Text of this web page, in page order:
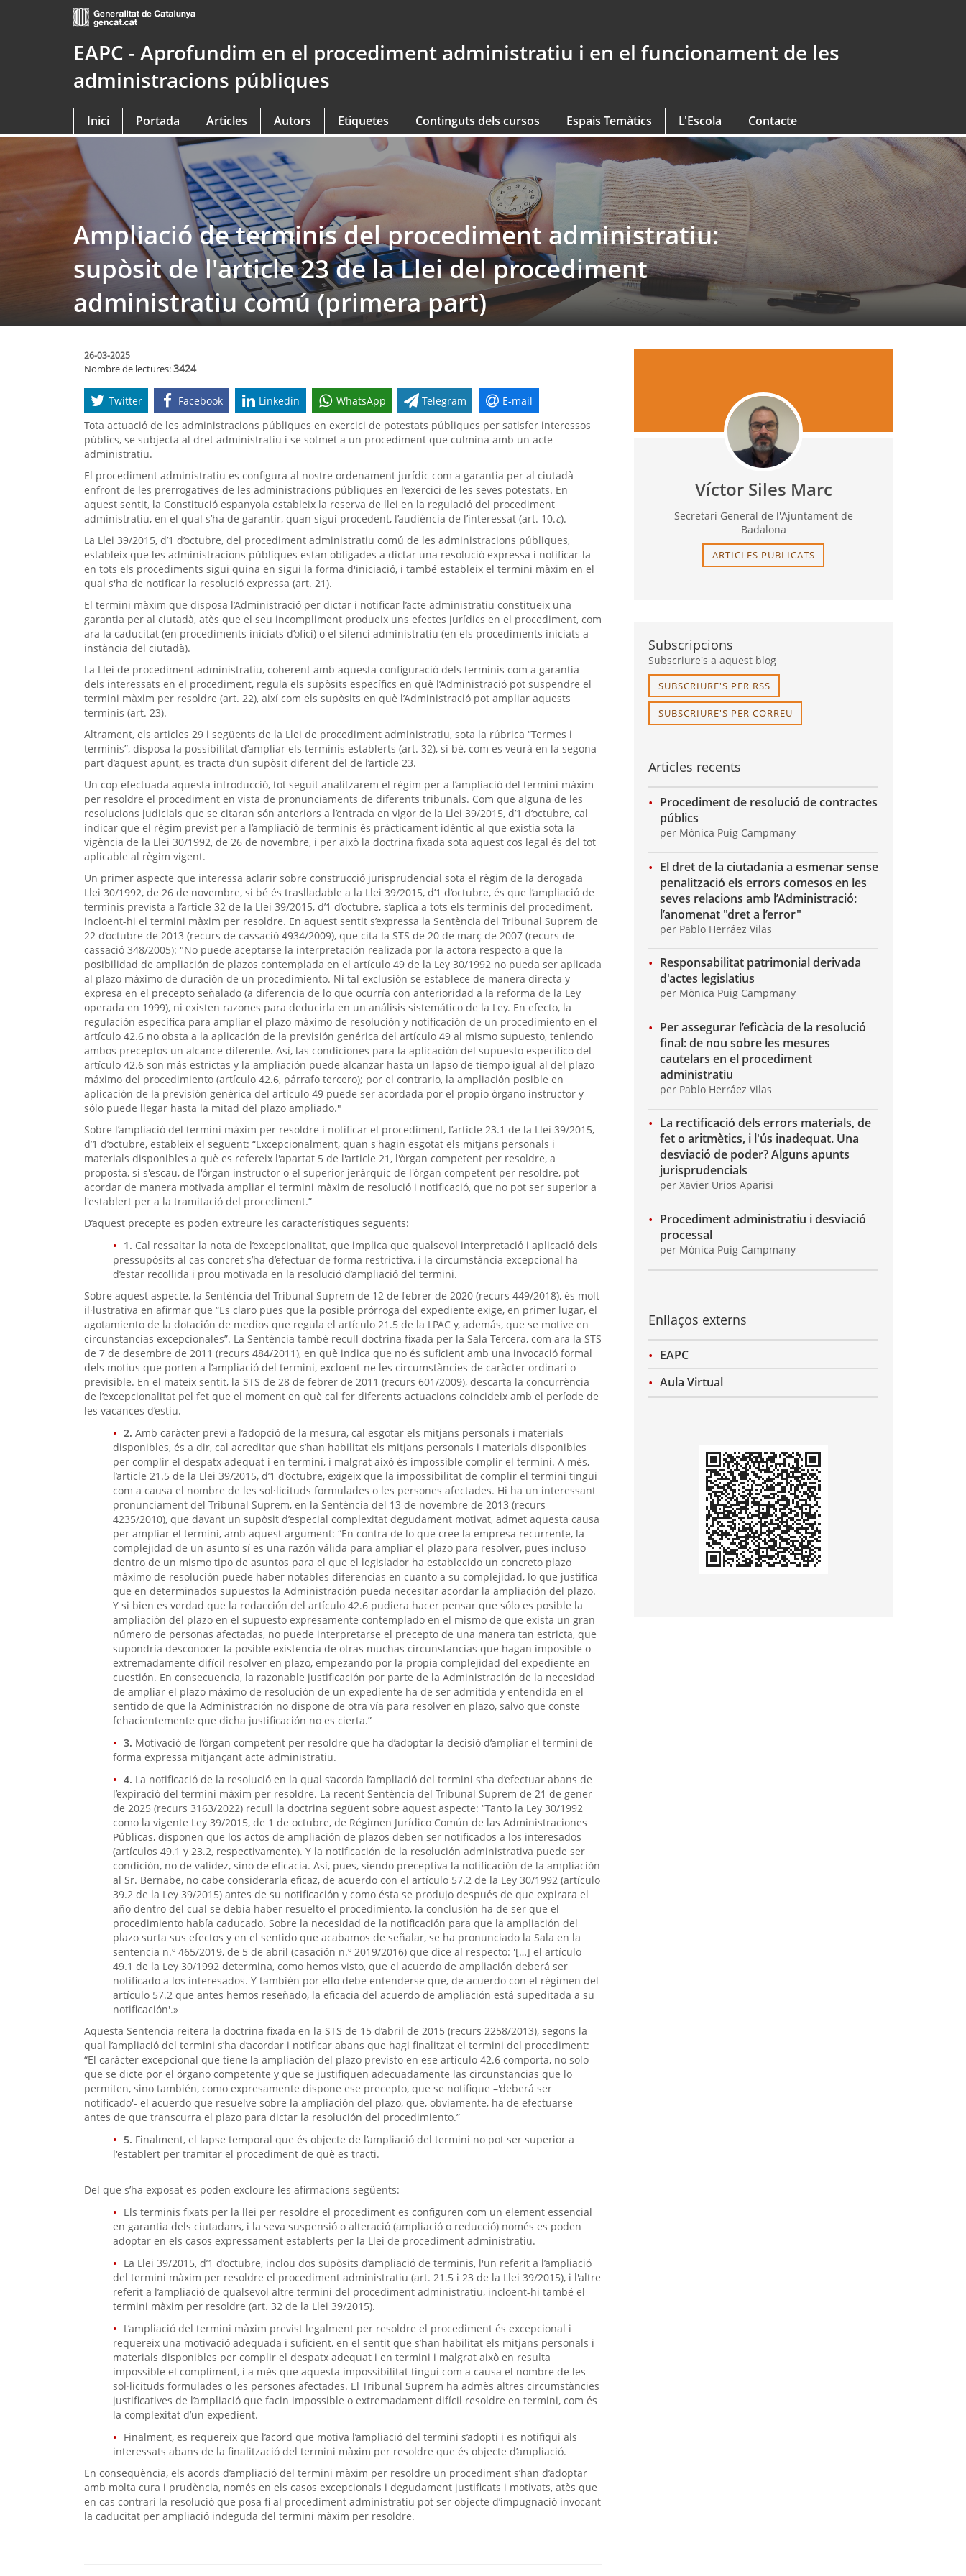
EAPC - Aprofundim en el procediment administratiu i en el funcionament de les
administracions públiques
Inici Portada Articles Autors Etiquetes Continguts dels cursos Espais Temàtics L'Escola Contacte
Ampliació de terminis del procediment administratiu:
supòsit de l'article 23 de la Llei del procediment
administratiu comú (primera part)
26-03-2025
Nombre de lectures:3424
Twitter Facebook Linkedin WhatsApp Telegram
E-mail
Tota actuació de les administracions públiques en exercici de potestats públiques per satisfer interessos
públics, se subjecta al dret administratiu i se sotmet a un procediment que culmina amb un acte
administratiu.
El procediment administratiu es configura al nostre ordenament jurídic com a garantia per al ciutadà
enfront de les prerrogatives de les administracions públiques en l’exercici de les seves potestats. En
aquest sentit, la Constitució espanyola estableix la reserva de llei en la regulació del procediment
administratiu, en el qual s’ha de garantir, quan sigui procedent, l’audiència de l’interessat (art. 10.c).
La Llei 39/2015, d’1 d’octubre, del procediment administratiu comú de les administracions públiques,
estableix que les administracions públiques estan obligades a dictar una resolució expressa i notificar-la
en tots els procediments sigui quina en sigui la forma d'iniciació, i també estableix el termini màxim en el
qual s'ha de notificar la resolució expressa (art. 21).
El termini màxim que disposa l’Administració per dictar i notificar l’acte administratiu constitueix una
garantia per al ciutadà, atès que el seu incompliment produeix uns efectes jurídics en el procediment, com
ara la caducitat (en procediments iniciats d’ofici) o el silenci administratiu (en els procediments iniciats a
instància del ciutadà).
La Llei de procediment administratiu, coherent amb aquesta configuració dels terminis com a garantia
dels interessats en el procediment, regula els supòsits específics en què l’Administració pot suspendre el
termini màxim per resoldre (art. 22), així com els supòsits en què l’Administració pot ampliar aquests
terminis (art. 23).
Altrament, els articles 29 i següents de la Llei de procediment administratiu, sota la rúbrica “Termes i
terminis”, disposa la possibilitat d’ampliar els terminis establerts (art. 32), si bé, com es veurà en la segona
part d’aquest apunt, es tracta d’un supòsit diferent del de l’article 23.
Un cop efectuada aquesta introducció, tot seguit analitzarem el règim per a l’ampliació del termini màxim
per resoldre el procediment en vista de pronunciaments de diferents tribunals. Com que alguna de les
resolucions judicials que se citaran són anteriors a l’entrada en vigor de la Llei 39/2015, d’1 d’octubre, cal
indicar que el règim previst per a l’ampliació de terminis és pràcticament idèntic al que existia sota la
vigència de la Llei 30/1992, de 26 de novembre, i per això la doctrina fixada sota aquest cos legal és del tot
aplicable al règim vigent.
Un primer aspecte que interessa aclarir sobre construcció jurisprudencial sota el règim de la derogada
Llei 30/1992, de 26 de novembre, si bé és traslladable a la Llei 39/2015, d’1 d’octubre, és que l’ampliació de
terminis prevista a l’article 32 de la Llei 39/2015, d’1 d’octubre, s’aplica a tots els terminis del procediment,
incloent-hi el termini màxim per resoldre. En aquest sentit s’expressa la Sentència del Tribunal Suprem de
22 d’octubre de 2013 (recurs de cassació 4934/2009), que cita la STS de 20 de març de 2007 (recurs de
cassació 348/2005): "No puede aceptarse la interpretación realizada por la actora respecto a que la
posibilidad de ampliación de plazos contemplada en el artículo 49 de la Ley 30/1992 no pueda ser aplicada
al plazo máximo de duración de un procedimiento. Ni tal exclusión se establece de manera directa y
expresa en el precepto señalado (a diferencia de lo que ocurría con anterioridad a la reforma de la Ley
operada en 1999), ni existen razones para deducirla en un análisis sistemático de la Ley. En efecto, la
regulación específica para ampliar el plazo máximo de resolución y notificación de un procedimiento en el
artículo 42.6 no obsta a la aplicación de la previsión genérica del artículo 49 al mismo supuesto, teniendo
ambos preceptos un alcance diferente. Así, las condiciones para la aplicación del supuesto específico del
artículo 42.6 son más estrictas y la ampliación puede alcanzar hasta un lapso de tiempo igual al del plazo
máximo del procedimiento (artículo 42.6, párrafo tercero); por el contrario, la ampliación posible en
aplicación de la previsión genérica del artículo 49 puede ser acordada por el propio órgano instructor y
sólo puede llegar hasta la mitad del plazo ampliado."
Sobre l’ampliació del termini màxim per resoldre i notificar el procediment, l’article 23.1 de la Llei 39/2015,
d’1 d’octubre, estableix el següent: “Excepcionalment, quan s'hagin esgotat els mitjans personals i
materials disponibles a què es refereix l'apartat 5 de l'article 21, l'òrgan competent per resoldre, a
proposta, si s'escau, de l'òrgan instructor o el superior jeràrquic de l'òrgan competent per resoldre, pot
acordar de manera motivada ampliar el termini màxim de resolució i notificació, que no pot ser superior a
l'establert per a la tramitació del procediment.”
D’aquest precepte es poden extreure les característiques següents:
1. Cal ressaltar la nota de l’excepcionalitat, que implica que qualsevol interpretació i aplicació dels
pressupòsits al cas concret s’ha d’efectuar de forma restrictiva, i la circumstància excepcional ha
d’estar recollida i prou motivada en la resolució d’ampliació del termini.
Sobre aquest aspecte, la Sentència del Tribunal Suprem de 12 de febrer de 2020 (recurs 449/2018), és molt
il·lustrativa en afirmar que “Es claro pues que la posible prórroga del expediente exige, en primer lugar, el
agotamiento de la dotación de medios que regula el artículo 21.5 de la LPAC y, además, que se motive en
circunstancias excepcionales”. La Sentència també recull doctrina fixada per la Sala Tercera, com ara la STS
de 7 de desembre de 2011 (recurs 484/2011), en què indica que no és suficient amb una invocació formal
dels motius que porten a l’ampliació del termini, excloent-ne les circumstàncies de caràcter ordinari o
previsible. En el mateix sentit, la STS de 28 de febrer de 2011 (recurs 601/2009), descarta la concurrència
de l’excepcionalitat pel fet que el moment en què cal fer diferents actuacions coincideix amb el període de
les vacances d’estiu.
2. Amb caràcter previ a l’adopció de la mesura, cal esgotar els mitjans personals i materials
disponibles, és a dir, cal acreditar que s’han habilitat els mitjans personals i materials disponibles
per complir el despatx adequat i en termini, i malgrat això és impossible complir el termini. A més,
l’article 21.5 de la Llei 39/2015, d’1 d’octubre, exigeix que la impossibilitat de complir el termini tingui
com a causa el nombre de les sol·licituds formulades o les persones afectades. Hi ha un interessant
pronunciament del Tribunal Suprem, en la Sentència del 13 de novembre de 2013 (recurs
4235/2010), que davant un supòsit d’especial complexitat degudament motivat, admet aquesta causa
per ampliar el termini, amb aquest argument: “En contra de lo que cree la empresa recurrente, la
complejidad de un asunto sí es una razón válida para ampliar el plazo para resolver, pues incluso
dentro de un mismo tipo de asuntos para el que el legislador ha establecido un concreto plazo
máximo de resolución puede haber notables diferencias en cuanto a su complejidad, lo que justifica
que en determinados supuestos la Administración pueda necesitar acordar la ampliación del plazo.
Y si bien es verdad que la redacción del artículo 42.6 pudiera hacer pensar que sólo es posible la
ampliación del plazo en el supuesto expresamente contemplado en el mismo de que exista un gran
número de personas afectadas, no puede interpretarse el precepto de una manera tan estricta, que
supondría desconocer la posible existencia de otras muchas circunstancias que hagan imposible o
extremadamente difícil resolver en plazo, empezando por la propia complejidad del expediente en
cuestión. En consecuencia, la razonable justificación por parte de la Administración de la necesidad
de ampliar el plazo máximo de resolución de un expediente ha de ser admitida y entendida en el
sentido de que la Administración no dispone de otra vía para resolver en plazo, salvo que conste
fehacientemente que dicha justificación no es cierta.”
3. Motivació de l’òrgan competent per resoldre que ha d’adoptar la decisió d’ampliar el termini de
forma expressa mitjançant acte administratiu.
4. La notificació de la resolució en la qual s’acorda l’ampliació del termini s’ha d’efectuar abans de
l’expiració del termini màxim per resoldre. La recent Sentència del Tribunal Suprem de 21 de gener
de 2025 (recurs 3163/2022) recull la doctrina següent sobre aquest aspecte: “Tanto la Ley 30/1992
como la vigente Ley 39/2015, de 1 de octubre, de Régimen Jurídico Común de las Administraciones
Públicas, disponen que los actos de ampliación de plazos deben ser notificados a los interesados
(artículos 49.1 y 23.2, respectivamente). Y la notificación de la resolución administrativa puede ser
condición, no de validez, sino de eficacia. Así, pues, siendo preceptiva la notificación de la ampliación
al Sr. Bernabe, no cabe considerarla eficaz, de acuerdo con el artículo 57.2 de la Ley 30/1992 (artículo
39.2 de la Ley 39/2015) antes de su notificación y como ésta se produjo después de que expirara el
año dentro del cual se debía haber resuelto el procedimiento, la conclusión ha de ser que el
procedimiento había caducado. Sobre la necesidad de la notificación para que la ampliación del
plazo surta sus efectos y en el sentido que acabamos de señalar, se ha pronunciado la Sala en la
sentencia n.º 465/2019, de 5 de abril (casación n.º 2019/2016) que dice al respecto: '[…] el artículo
49.1 de la Ley 30/1992 determina, como hemos visto, que el acuerdo de ampliación deberá ser
notificado a los interesados. Y también por ello debe entenderse que, de acuerdo con el régimen del
artículo 57.2 que antes hemos reseñado, la eficacia del acuerdo de ampliación está supeditada a su
notificación'.»
Aquesta Sentencia reitera la doctrina fixada en la STS de 15 d’abril de 2015 (recurs 2258/2013), segons la
qual l’ampliació del termini s’ha d’acordar i notificar abans que hagi finalitzat el termini del procediment:
“El carácter excepcional que tiene la ampliación del plazo previsto en ese artículo 42.6 comporta, no solo
que se dicte por el órgano competente y que se justifiquen adecuadamente las circunstancias que lo
permiten, sino también, como expresamente dispone ese precepto, que se notifique –'deberá ser
notificado'- el acuerdo que resuelve sobre la ampliación del plazo, que, obviamente, ha de efectuarse
antes de que transcurra el plazo para dictar la resolución del procedimiento.”
5. Finalment, el lapse temporal que és objecte de l’ampliació del termini no pot ser superior a
l'establert per tramitar el procediment de què es tracti.
Del que s’ha exposat es poden excloure les afirmacions següents:
Els terminis fixats per la llei per resoldre el procediment es configuren com un element essencial
en garantia dels ciutadans, i la seva suspensió o alteració (ampliació o reducció) només es poden
adoptar en els casos expressament establerts per la Llei de procediment administratiu.
La Llei 39/2015, d’1 d’octubre, inclou dos supòsits d’ampliació de terminis, l'un referit a l’ampliació
del termini màxim per resoldre el procediment administratiu (art. 21.5 i 23 de la Llei 39/2015), i l'altre
referit a l’ampliació de qualsevol altre termini del procediment administratiu, incloent-hi també el
termini màxim per resoldre (art. 32 de la Llei 39/2015).
L’ampliació del termini màxim previst legalment per resoldre el procediment és excepcional i
requereix una motivació adequada i suficient, en el sentit que s’han habilitat els mitjans personals i
materials disponibles per complir el despatx adequat i en termini i malgrat això en resulta
impossible el compliment, i a més que aquesta impossibilitat tingui com a causa el nombre de les
sol·licituds formulades o les persones afectades. El Tribunal Suprem ha admès altres circumstàncies
justificatives de l’ampliació que facin impossible o extremadament difícil resoldre en termini, com és
la complexitat d’un expedient.
Finalment, es requereix que l’acord que motiva l’ampliació del termini s’adopti i es notifiqui als
interessats abans de la finalització del termini màxim per resoldre que és objecte d’ampliació.
En conseqüència, els acords d’ampliació del termini màxim per resoldre un procediment s’han d’adoptar
amb molta cura i prudència, només en els casos excepcionals i degudament justificats i motivats, atès que
en cas contrari la resolució que posa fi al procediment administratiu pot ser objecte d’impugnació invocant
la caducitat per ampliació indeguda del termini màxim per resoldre.
Víctor Siles Marc
Secretari General de l'Ajuntament de
Badalona
ARTICLES PUBLICATS
Subscripcions
Subscriure's a aquest blog
SUBSCRIURE'S PER RSS
SUBSCRIURE'S PER CORREU
Articles recents
Procediment de resolució de contractes
públics
per Mònica Puig Campmany
El dret de la ciutadania a esmenar sense
penalització els errors comesos en les
seves relacions amb l’Administració:
l’anomenat "dret a l’error"
per Pablo Herráez Vilas
Responsabilitat patrimonial derivada
d'actes legislatius
per Mònica Puig Campmany
Per assegurar l’eficàcia de la resolució
final: de nou sobre les mesures
cautelars en el procediment
administratiu
per Pablo Herráez Vilas
La rectificació dels errors materials, de
fet o aritmètics, i l'ús inadequat. Una
desviació de poder? Alguns apunts
jurisprudencials
per Xavier Urios Aparisi
Procediment administratiu i desviació
processal
per Mònica Puig Campmany
Enllaços externs
EAPC
Aula Virtual